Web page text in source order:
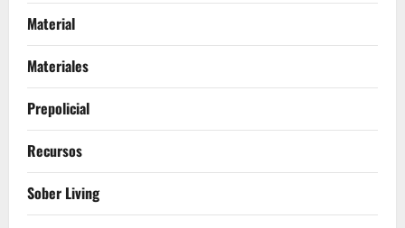
Material
Materiales
Prepolicial
Recursos
Sober Living